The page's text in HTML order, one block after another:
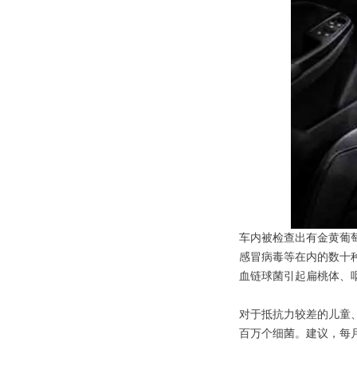
车内被检查出有金黄葡
感冒病毒等在内的数十
血链球菌引起扁桃体、
对于抵抗力较差的儿童
百万个细菌。建议，每